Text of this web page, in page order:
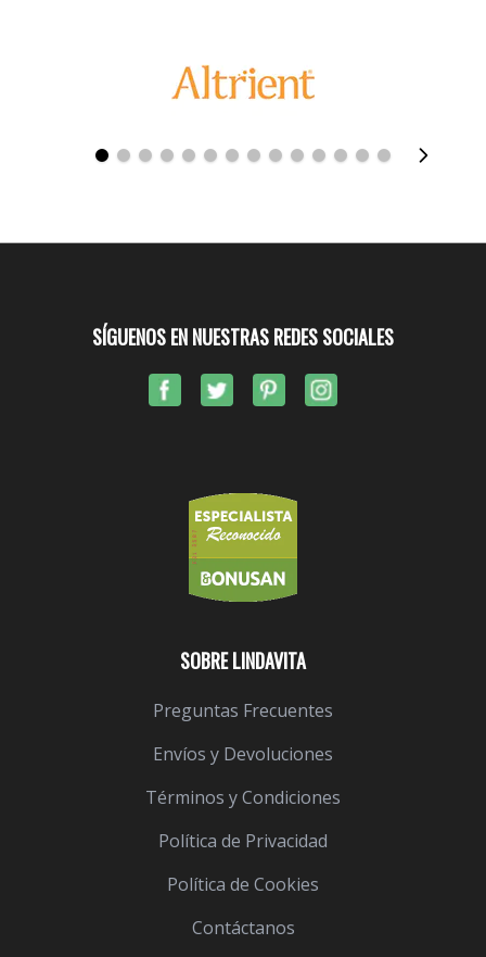
SOBRE LINDAVITA
Preguntas Frecuentes
Envíos y Devoluciones
Términos y Condiciones
Política de Privacidad
Política de Cookies
Contáctanos
SÍGUENOS EN NUESTRAS REDES SOCIALES